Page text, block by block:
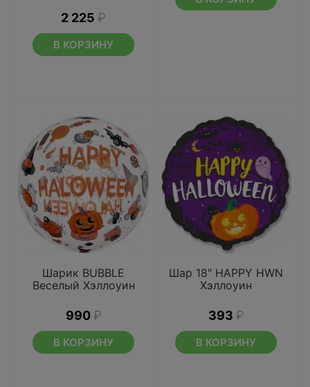
2 225 ₽
В КОРЗИНУ
Шарик BUBBLE
Веселый Хэллоуин
990 ₽
В КОРЗИНУ
Шар 18" HAPPY HWN
Хэллоуин
393 ₽
В КОРЗИНУ